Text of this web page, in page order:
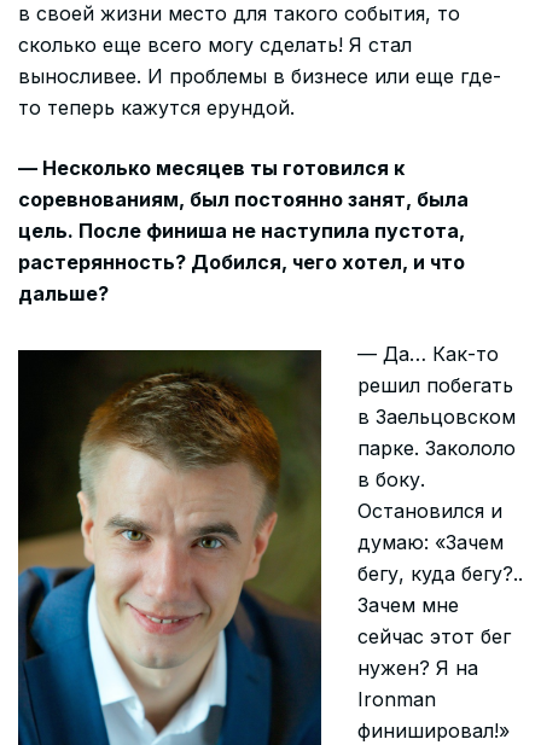
в своей жизни место для такого события, то
сколько еще всего могу сделать! Я стал
выносливее. И проблемы в бизнесе или еще где-
то теперь кажутся ерундой.
— Несколько месяцев ты готовился к
соревнованиям, был постоянно занят, была
цель. После финиша не наступила пустота,
растерянность? Добился, чего хотел, и что
дальше?
— Да… Как-то
решил побегать
в Заельцовском
парке. Закололо
в боку.
Остановился и
думаю: «Зачем
бегу, куда бегу?..
Зачем мне
сейчас этот бег
нужен? Я на
Ironman
финишировал!»